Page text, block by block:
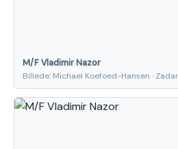
M/F Vladimir Nazor
Billede: Michael Koefoed-Hansen ·